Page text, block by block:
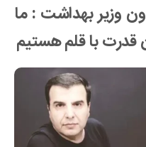
وزیر بهداشت : ما
قدرت با قلم هستیم